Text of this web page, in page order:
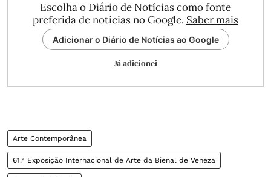
Escolha o Diário de Notícias como fonte
preferida de notícias no Google. Saber mais
Adicionar o Diário de Notícias ao Google
Já adicionei
Arte Contemporânea
61.ª Exposição Internacional de Arte da Bienal de Veneza